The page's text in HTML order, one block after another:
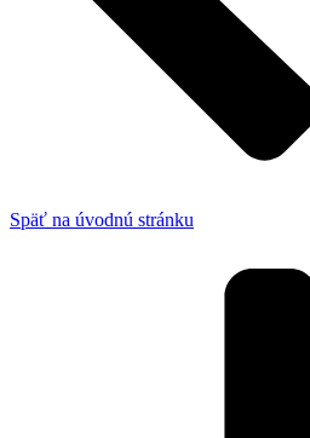
Späť na úvodnú stránku